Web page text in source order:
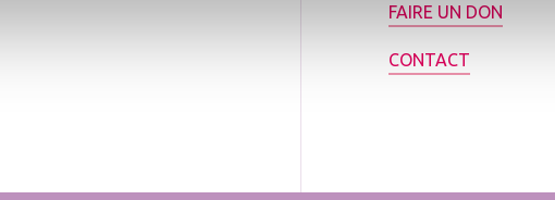
FAIRE UN DON
CONTACT